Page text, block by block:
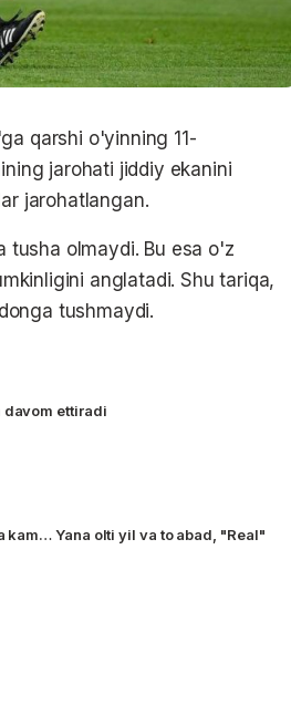
qarshi o'yinning 11-
jarohati jiddiy ekanini
jarohatlangan.
tusha olmaydi. Bu esa o'z
anglatadi. Shu tariqa,
tushmaydi.
davom ettiradi
Yana olti yil va to abad, "Real"